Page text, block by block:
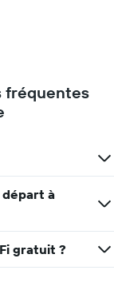
fréquentes
départ à
gratuit ?